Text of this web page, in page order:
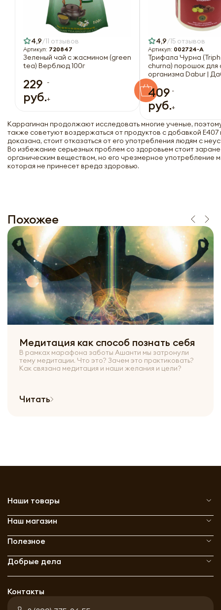
4,9 11 отзывов
Артикул: 720847
Зеленый чай с жасмином (green
tea) Верблюд 100г
229
руб.
-
+
4,9 15 отзывов
Артикул: 002724-A
Трифала Чурна
churna) порошок для
организма Dabur |
409
руб.
-
+
Каррагинан продолжают исследовать многие ученые,
также советуют воздержаться от продуктов с добавкой
доказана, стоит отказаться от его употребления людям с
Во избежание серьезных проблем со здоровьем стоит
органическим веществом, но его чрезмерное
которая не принесет вреда здоровью.
Похожее
Медитация как способ познать себя
В рамках марафона заботы Ашанти мы затронули
тему медитации. Что это? Зачем это практиковать?
Как связана медитация и наши желания и цели?
Читать
Наши товары
Наш магазин
Полезное
Добрые дела
Контакты